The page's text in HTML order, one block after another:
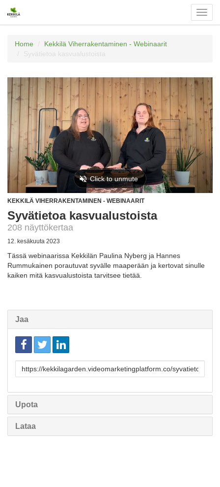
Home
Kekkilä Viherrakentaminen - Webinaarit
Syvätietoa kasvualustoista
KEKKILÄ VIHERRAKENTAMINEN - WEBINAARIT
Syvätietoa kasvualustoista
208 näyttökertaa
12. kesäkuuta 2023
Tässä webinaarissa Kekkilän Paulina Nyberg ja Hannes
Rummukainen porautuvat syvälle maaperään ja kertovat sinulle
kaiken mitä kasvualustoista tarvitsee tietää.
Jaa
Linkki
jakamista
Upota
Lataa